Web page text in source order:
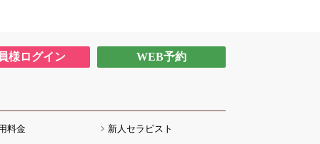
様ログイン WEB予約
料金 新人セラピスト